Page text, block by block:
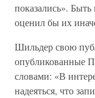
показались».
оценил бы их
Шильдер свою
опубликованные
словами: «В
надеяться, что